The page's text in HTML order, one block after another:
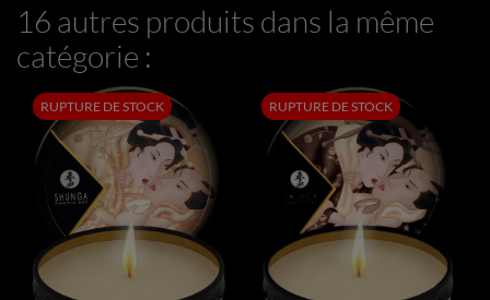
16 autres produits dans la même
catégorie :
RUPTURE DE STOCK RUPTURE DE STOCK